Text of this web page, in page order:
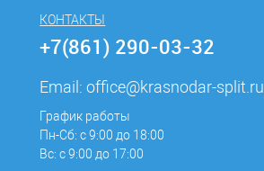
КОНТАКТЫ
+7(861) 290-03-32
Email:office@krasnodar-split.ru
График работы
Пн-Сб: с 9:00 до 18:00
Вс: с 9:00 до 17:00